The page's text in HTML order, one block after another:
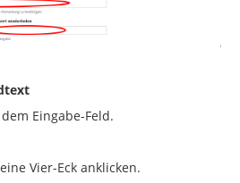
Eingabe-Feld.
Vier-Eck anklicken.